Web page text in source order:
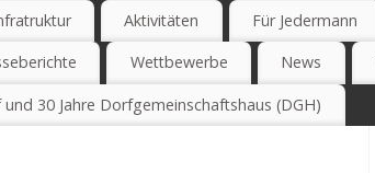
Aktivitäten Für Jedermann
Wettbewerbe News
30 Jahre Dorfgemeinschaftshaus (DGH)